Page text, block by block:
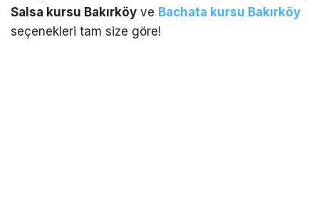
Salsa kursu Bakırköy ve Bachata kursu Bakırköy
seçenekleri tam size göre!